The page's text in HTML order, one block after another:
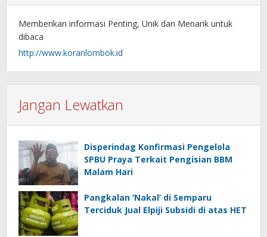
Memberikan informasi Penting, Unik dan Menarik untuk
dibaca
http://www.koranlombok.id
Jangan Lewatkan
Disperindag Konfirmasi Pengelola
SPBU Praya Terkait Pengisian BBM
Malam Hari
Pangkalan ‘Nakal’ di Semparu
Terciduk Jual Elpiji Subsidi di atas HET